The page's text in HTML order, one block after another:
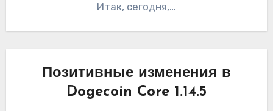
Итак, сегодня,…
Позитивные изменения в
Dogecoin Core 1.14.5